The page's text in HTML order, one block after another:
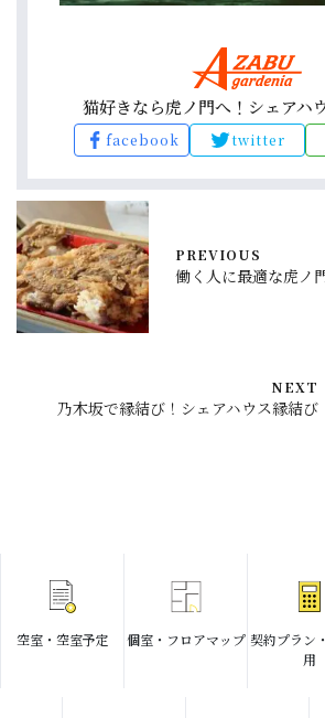
猫好きなら虎ノ門へ！シェアハ
facebook twitter
PREVIOUS
働く人に最適な虎ノ
NEXT
乃木坂で縁結び！シェアハウス縁結び
空室・空室予定 個室・フロアマップ 契約プラン
用